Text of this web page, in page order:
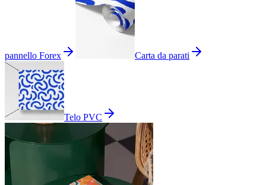
pannello Forex Carta da parati
Telo PVC